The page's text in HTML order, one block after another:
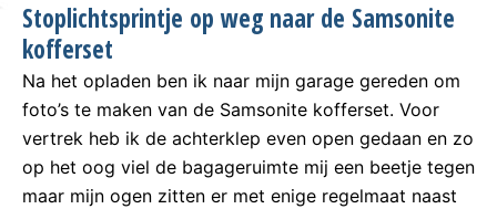
Stoplichtsprintje op weg naar de Samsonite
kofferset
Na het opladen ben ik naar mijn garage gereden om
foto’s te maken van de Samsonite kofferset. Voor
vertrek heb ik de achterklep even open gedaan en zo
op het oog viel de bagageruimte mij een beetje tegen
maar mijn ogen zitten er met enige regelmaat naast